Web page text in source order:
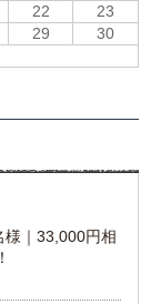
22
23
29
30
様｜33,000円相